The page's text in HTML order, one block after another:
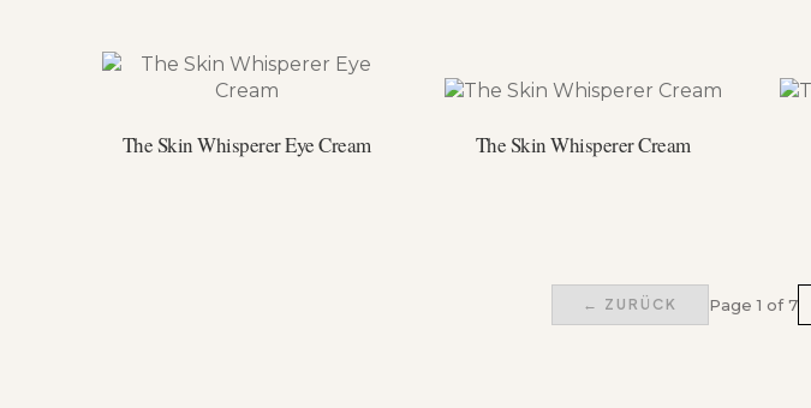
The Skin Whisperer Eye Cream The Skin Whisperer Cream
← ZURÜCK Page 1 of 7